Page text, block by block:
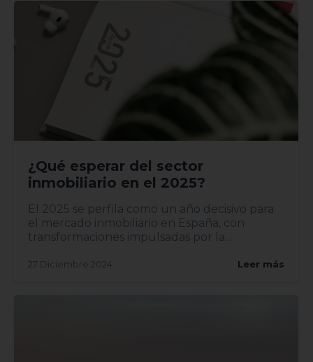
¿Qué esperar del sector
inmobiliario en el 2025?
El 2025 se perfila como un año decisivo para
el mercado inmobiliario en España, con
transformaciones impulsadas por la
27 Diciembre 2024 Leer más